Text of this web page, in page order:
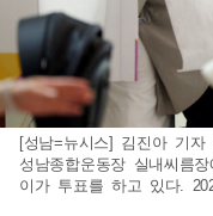
[성남=뉴시스] 김진아 기
성남종합운동장 실내씨름
이가 투표를 하고 있다.